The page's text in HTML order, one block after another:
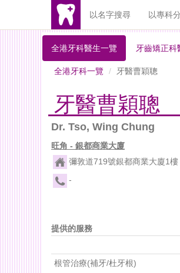
以名字搜尋 以專科
全港牙科醫生一覽 牙齒矯正科
全港牙科一覽 牙醫曹穎聰
牙醫曹穎聰
Dr. Tso, Wing Chung
旺角 - 銀都商業大廈
彌敦道719號銀都商業大廈1樓
-
提供的服務
根管治療(補牙/杜牙根)